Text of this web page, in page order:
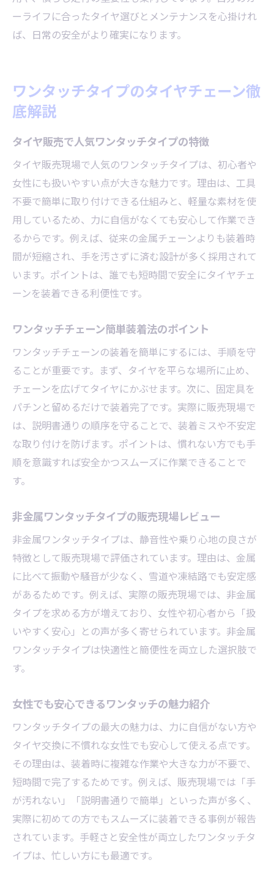
ーライフに合ったタイヤ選びとメンテナンスを心掛けれ
ば、日常の安全がより確実になります。
ワンタッチタイプのタイヤチェーン徹
底解説
タイヤ販売で人気ワンタッチタイプの特徴
タイヤ販売現場で人気のワンタッチタイプは、初心者や
女性にも扱いやすい点が大きな魅力です。理由は、工具
不要で簡単に取り付けできる仕組みと、軽量な素材を使
用しているため、力に自信がなくても安心して作業でき
るからです。例えば、従来の金属チェーンよりも装着時
間が短縮され、手を汚さずに済む設計が多く採用されて
います。ポイントは、誰でも短時間で安全にタイヤチェ
ーンを装着できる利便性です。
ワンタッチチェーン簡単装着法のポイント
ワンタッチチェーンの装着を簡単にするには、手順を守
ることが重要です。まず、タイヤを平らな場所に止め、
チェーンを広げてタイヤにかぶせます。次に、固定具を
パチンと留めるだけで装着完了です。実際に販売現場で
は、説明書通りの順序を守ることで、装着ミスや不安定
な取り付けを防げます。ポイントは、慣れない方でも手
順を意識すれば安全かつスムーズに作業できることで
す。
非金属ワンタッチタイプの販売現場レビュー
非金属ワンタッチタイプは、静音性や乗り心地の良さが
特徴として販売現場で評価されています。理由は、金属
に比べて振動や騒音が少なく、雪道や凍結路でも安定感
があるためです。例えば、実際の販売現場では、非金属
タイプを求める方が増えており、女性や初心者から「扱
いやすく安心」との声が多く寄せられています。非金属
ワンタッチタイプは快適性と簡便性を両立した選択肢で
す。
女性でも安心できるワンタッチの魅力紹介
ワンタッチタイプの最大の魅力は、力に自信がない方や
タイヤ交換に不慣れな女性でも安心して使える点です。
その理由は、装着時に複雑な作業や大きな力が不要で、
短時間で完了するためです。例えば、販売現場では「手
が汚れない」「説明書通りで簡単」といった声が多く、
実際に初めての方でもスムーズに装着できる事例が報告
されています。手軽さと安全性が両立したワンタッチタ
イプは、忙しい方にも最適です。